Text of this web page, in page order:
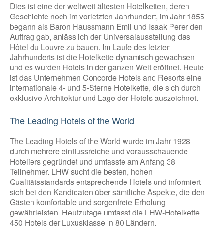
Dies ist eine der weltweit ältesten Hotelketten, deren
Geschichte noch im vorletzten Jahrhundert, im Jahr 1855
begann als Baron Haussmann Emil und Isaak Perer den
Auftrag gab, anlässlich der Universalausstellung das
Hôtel du Louvre zu bauen. Im Laufe des letzten
Jahrhunderts ist die Hotelkette dynamisch gewachsen
und es wurden Hotels in der ganzen Welt eröffnet. Heute
ist das Unternehmen Concorde Hotels and Resorts eine
internationale 4- und 5-Sterne Hotelkette, die sich durch
exklusive Architektur und Lage der Hotels auszeichnet.
The Leading Hotels of the World
The Leading Hotels of the World wurde im Jahr 1928
durch mehrere einflussreiche und vorausschauende
Hoteliers gegründet und umfasste am Anfang 38
Teilnehmer. LHW sucht die besten, hohen
Qualitätsstandards entsprechende Hotels und informiert
sich bei den Kandidaten über sämtliche Aspekte, die den
Gästen komfortable und sorgenfreie Erholung
gewährleisten. Heutzutage umfasst die LHW-Hotelkette
450 Hotels der Luxusklasse in 80 Ländern.